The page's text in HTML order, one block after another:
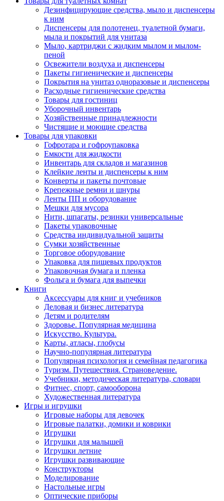
Дезинфицирующие средства, мыло и диспенсеры
к ним
Диспенсеры для полотенец, туалетной бумаги,
мыла и покрытий для унитаза
Мыло, картриджи с жидким мылом и мылом-
пеной
Освежители воздуха и диспенсеры
Пакеты гигиенические и диспенсеры
Покрытия на унитаз одноразовые и диспенсеры
Расходные гигиенические средства
Товары для гостиниц
Уборочный инвентарь
Хозяйственные принадлежности
Чистящие и моющие средства
Товары для упаковки
Гофротара и гофроупаковка
Емкости для жидкости
Инвентарь для складов и магазинов
Клейкие ленты и диспенсеры к ним
Конверты и пакеты почтовые
Крепежные ремни и шнуры
Ленты ПП и оборудование
Мешки для мусора
Нити, шпагаты, резинки универсальные
Пакеты упаковочные
Средства индивидуальной защиты
Сумки хозяйственные
Торговое оборудование
Упаковка для пищевых продуктов
Упаковочная бумага и пленка
Фольга и бумага для выпечки
Книги
Аксессуары для книг и учебников
Деловая и бизнес литература
Детям и родителям
Здоровье. Популярная медицина
Искусство. Культура.
Карты, атласы, глобусы
Научно-популярная литература
Популярная психология и семейная педагогика
Туризм. Путешествия. Страноведение.
Учебники, методическая литература, словари
Фитнес, спорт, самооборона
Художественная литература
Игры и игрушки
Игровые наборы для девочек
Игровые палатки, домики и коврики
Игрушки
Игрушки для малышей
Игрушки летние
Игрушки развивающие
Конструкторы
Моделирование
Настольные игры
Оптические приборы